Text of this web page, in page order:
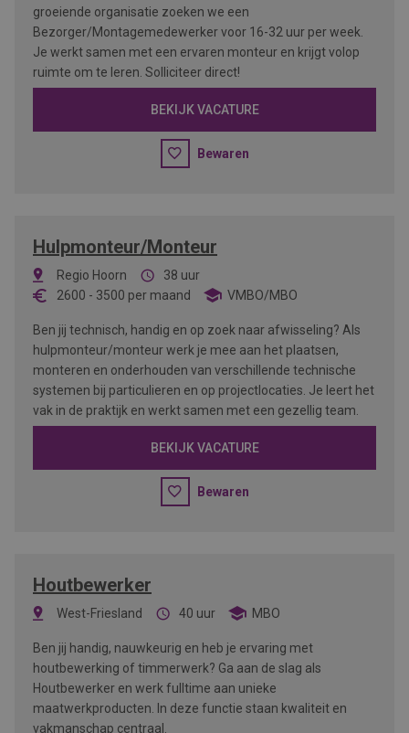
groeiende organisatie zoeken we een
Bezorger/Montagemedewerker voor 16-32 uur per week.
Je werkt samen met een ervaren monteur en krijgt volop
ruimte om te leren. Solliciteer direct!
BEKIJK VACATURE
Bewaren
Hulpmonteur/Monteur
Regio Hoorn
38 uur
2600 - 3500 per maand VMBO/MBO
Ben jij technisch, handig en op zoek naar afwisseling? Als
hulpmonteur/monteur werk je mee aan het plaatsen,
monteren en onderhouden van verschillende technische
systemen bij particulieren en op projectlocaties. Je leert het
vak in de praktijk en werkt samen met een gezellig team.
BEKIJK VACATURE
Bewaren
Houtbewerker
West-Friesland 40 uur MBO
Ben jij handig, nauwkeurig en heb je ervaring met
houtbewerking of timmerwerk? Ga aan de slag als
Houtbewerker en werk fulltime aan unieke
maatwerkproducten. In deze functie staan kwaliteit en
vakmanschap centraal.